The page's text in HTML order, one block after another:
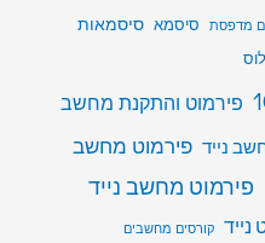
סיסמא סיסמאות
פירמוט והתקנת מחשב
נייד פירמוט מחשב
מחשב נייד
קורסים מחשבים